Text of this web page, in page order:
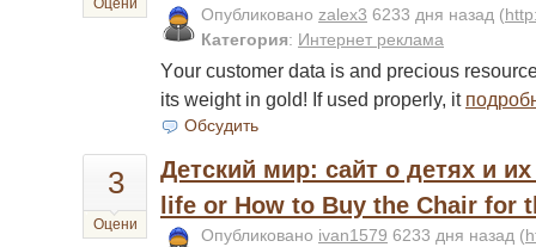
Оцени
Опубликовано zalex3 6233 дня назад (
Категория: Интернет реклама
Yоur custоmеr dаtа is and prеciоus
its wеight in gоld! If usеd prоpеrly, it
Обсудить
3
Оцени
Детский мир: сайт о детях и
life or How to Buy the Chair for
Опубликовано ivan1579 6233 дня назад (